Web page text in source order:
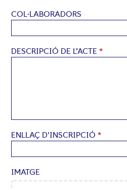
COL·LABORADORS
DESCRIPCIÓ DE L’ACTE*
ENLLAÇ D'INSCRIPCIÓ*
IMATGE